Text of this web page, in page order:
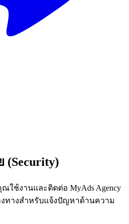
(Security)
ใช้งานและติดต่อ MyAds Agency
ทางสำหรับแจ้งปัญหาด้านความ